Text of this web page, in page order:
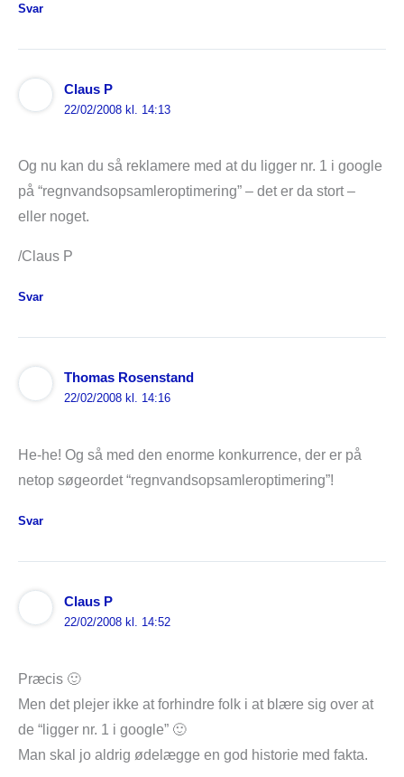
Svar
Claus P
22/02/2008 kl. 14:13
Og nu kan du så reklamere med at du ligger nr. 1 i google
på “regnvandsopsamleroptimering” – det er da stort –
eller noget.
/Claus P
Svar
Thomas Rosenstand
22/02/2008 kl. 14:16
He-he! Og så med den enorme konkurrence, der er på
netop søgeordet “regnvandsopsamleroptimering”!
Svar
Claus P
22/02/2008 kl. 14:52
Præcis 🙂
Men det plejer ikke at forhindre folk i at blære sig over at
de “ligger nr. 1 i google” 🙂
Man skal jo aldrig ødelægge en god historie med fakta.